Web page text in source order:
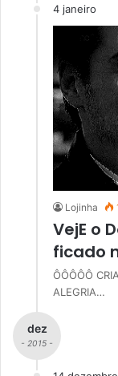
4 janeiro
Lojinha
VejE o
ficado
ÔÔÔÔÔ
ALEGRIA…
dez
- 2015 -